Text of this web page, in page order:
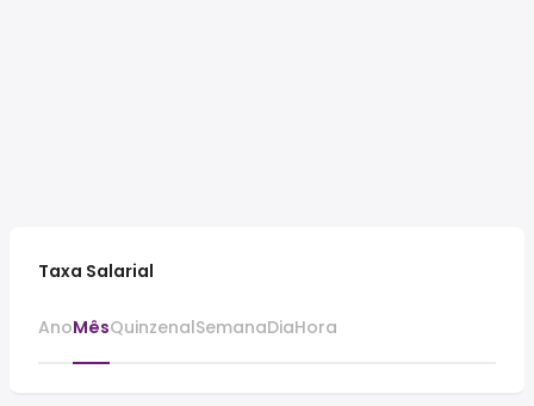
Taxa Salarial
AnoMêsQuinzenalSemanaDiaHora